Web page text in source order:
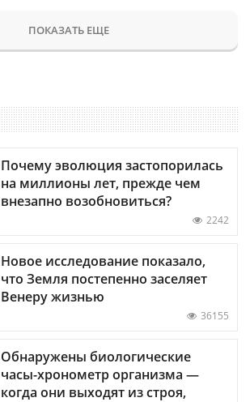
ПОКАЗАТЬ ЕЩЕ
Почему эволюция застопорилась
на миллионы лет, прежде чем
внезапно возобновиться?
2242
Новое исследование показало,
что Земля постепенно заселяет
Венеру жизнью
36155
Обнаружены биологические
часы-хронометр организма —
когда они выходят из строя,